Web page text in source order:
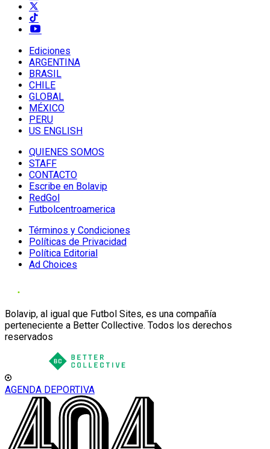
Ediciones
ARGENTINA
BRASIL
CHILE
GLOBAL
MÉXICO
PERU
US ENGLISH
QUIENES SOMOS
STAFF
CONTACTO
Escribe en Bolavip
RedGol
Futbolcentroamerica
Términos y Condiciones
Políticas de Privacidad
Política Editorial
Ad Choices
Bolavip, al igual que Futbol Sites, es una compañía
perteneciente a Better Collective. Todos los derechos
reservados
AGENDA DEPORTIVA